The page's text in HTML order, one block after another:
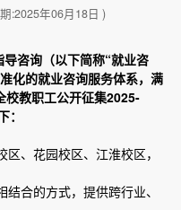
:2025年06月18日 )
咨询（以下简称“就业咨
化的就业咨询服务体系，满
校教职工公开征集2025-
、花园校区、江淮校区，
合的方式，提供跨行业、